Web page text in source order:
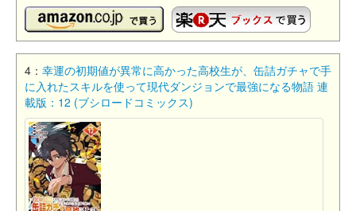
4： 幸運の初期値が異常に高かった高校生が、缶詰ガチャで手
に入れたスキルを使って現代ダンジョンで最強になる物語 連
載版：12 (ブシロードコミックス)